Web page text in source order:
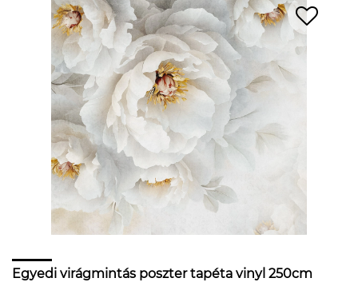
Egyedi virágmintás poszter tapéta vinyl 250cm